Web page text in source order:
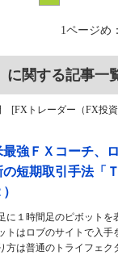
1ページめ
に関する記事一
[FXトレーダー（FX投
最強ＦＸコーチ、
の短期取引手法「
に１時間足のピボットを
トはロブのサイトで入手
方は普通のトライフェク